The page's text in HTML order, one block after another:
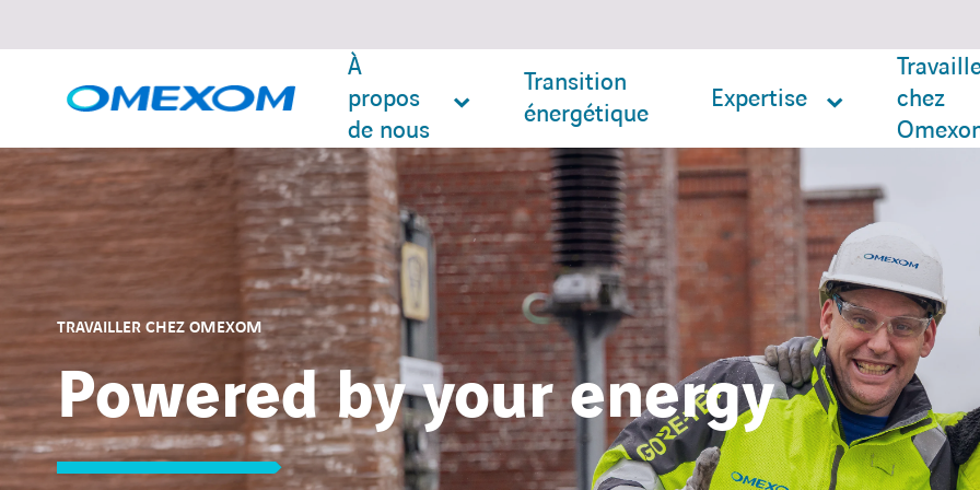
À
propos
de nous
Transition
énergétique
Expertise
chez
for:
TRAVAILLER CHEZ OMEXOM
Powered by your energy